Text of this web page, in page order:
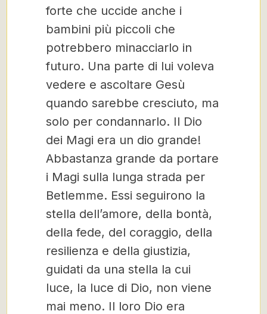
forte che uccide anche i
bambini più piccoli che
potrebbero minacciarlo in
futuro. Una parte di lui voleva
vedere e ascoltare Gesù
quando sarebbe cresciuto, ma
solo per condannarlo. Il Dio
dei Magi era un dio grande!
Abbastanza grande da portare
i Magi sulla lunga strada per
Betlemme. Essi seguirono la
stella dell’amore, della bontà,
della fede, del coraggio, della
resilienza e della giustizia,
guidati da una stella la cui
luce, la luce di Dio, non viene
mai meno. Il loro Dio era